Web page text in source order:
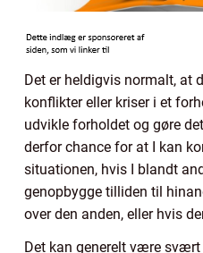
Det er heldigvis normalt, at
konflikter eller kriser i et
udvikle forholdet og gøre
derfor chance for at I kan
situationen, hvis I blandt
genopbygge tilliden til
over den anden, eller hvis
Det kan generelt være